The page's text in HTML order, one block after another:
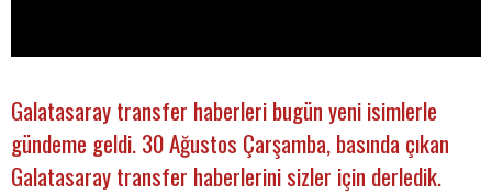
Galatasaray transfer haberleri bugün yeni isimlerle
gündeme geldi. 30 Ağustos Çarşamba, basında çıkan
Galatasaray transfer haberlerini sizler için derledik.